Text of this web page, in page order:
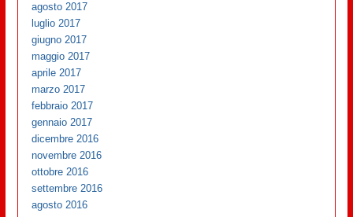
agosto 2017
luglio 2017
giugno 2017
maggio 2017
aprile 2017
marzo 2017
febbraio 2017
gennaio 2017
dicembre 2016
novembre 2016
ottobre 2016
settembre 2016
agosto 2016